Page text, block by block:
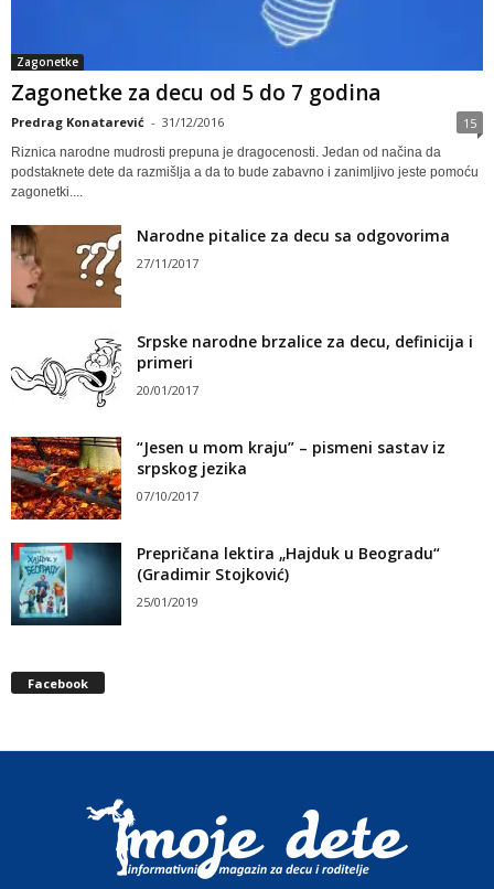
Zagonetke
Zagonetke za decu od 5 do 7 godina
Predrag Konatarević - 31/12/2016 15
Riznica narodne mudrosti prepuna je dragocenosti. Jedan od načina da
podstaknete dete da razmišlja a da to bude zabavno i zanimljivo jeste pomoću
zagonetki....
Narodne pitalice za decu sa odgovorima
27/11/2017
Srpske narodne brzalice za decu, definicija i
primeri
20/01/2017
“Jesen u mom kraju” – pismeni sastav iz
srpskog jezika
07/10/2017
Prepričana lektira „Hajduk u Beogradu“
(Gradimir Stojković)
25/01/2019
Facebook